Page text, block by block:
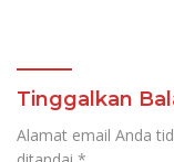
Tinggalkan
Alamat email Anda